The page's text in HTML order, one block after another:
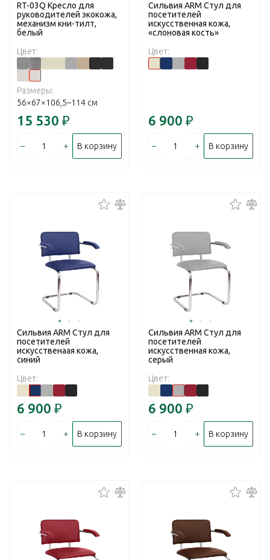
RT-03Q Кресло для
руководителей экокожа,
механизм кни-тилт,
белый
Цвет:
Размеры:
56×67×106,5–114 см
15 530 ₽
– + В корзину
Сильвия ARM Стул для
посетителей
искусственная кожа,
«слоновая кость»
Цвет:
6 900 ₽
– + В корзину
Сильвия ARM Стул для
посетителей
искусственаая кожа,
синий
Цвет:
6 900 ₽
– + В корзину
Сильвия ARM Стул для
посетителей
искусственная кожа,
серый
Цвет:
6 900 ₽
– + В корзину